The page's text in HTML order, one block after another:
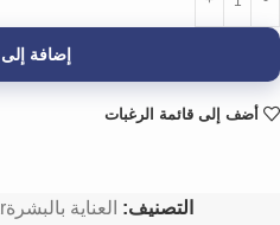
إضافة
أضف إلى قائمة الرغبات
التصنيف: العناية بالبشرة